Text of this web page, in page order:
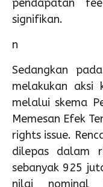
pendapatan
signifikan.
n
Sedangkan
melakukan
melalui skema
Memesan Efek
rights issue.
dilepas dalam
sebanyak 925
nilai nominal